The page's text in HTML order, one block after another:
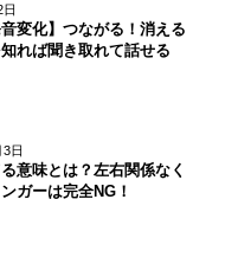
音変化】つながる！消える
れば聞き取れて話せる
日
意味とは？左右関係なく
ガーは完全NG！